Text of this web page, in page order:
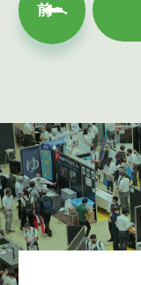
前へ
次へ